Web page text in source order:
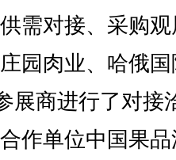
需对接、采购
园肉业、哈俄
展商进行了对接
作单位中国果